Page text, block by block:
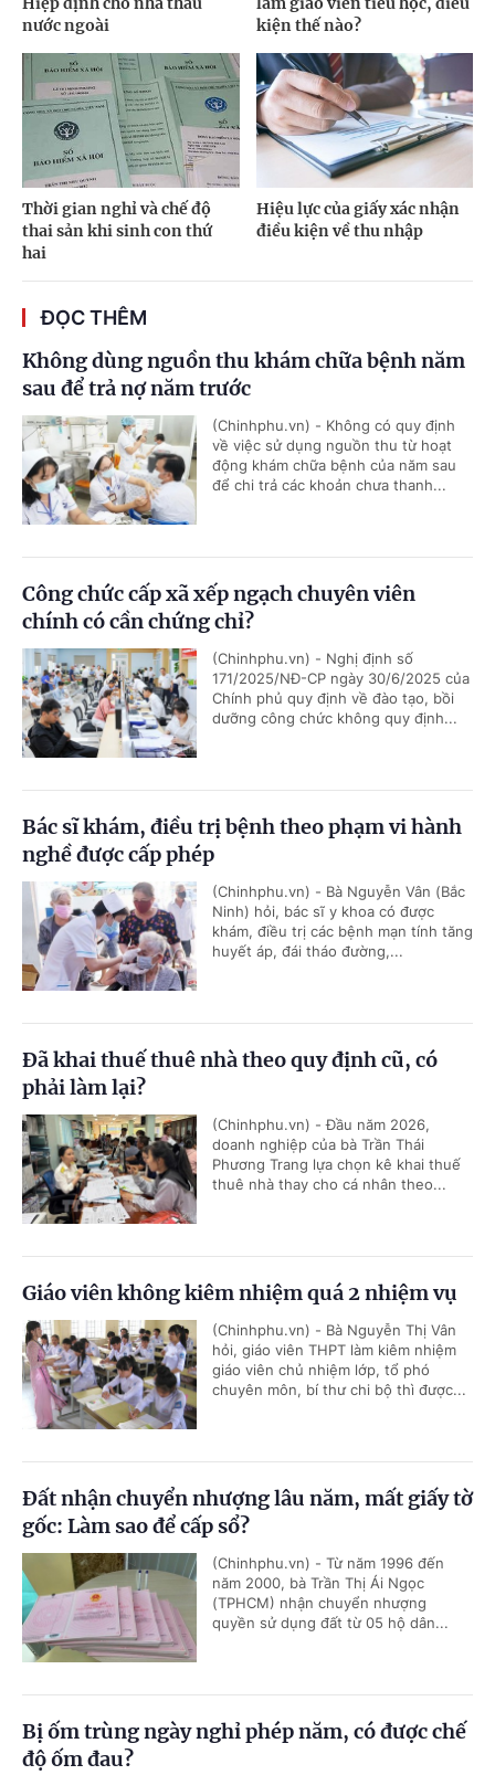
nước ngoài
kiện thế nào?
Thời gian nghỉ và chế độ
thai sản khi sinh con thứ
hai
Hiệu lực của giấy xác nhận
điều kiện về thu nhập
ĐỌC THÊM
Không dùng nguồn thu khám chữa bệnh năm
sau để trả nợ năm trước
(Chinhphu.vn) - Không có quy định
về việc sử dụng nguồn thu từ hoạt
động khám chữa bệnh của năm sau
để chi trả các khoản chưa thanh...
Công chức cấp xã xếp ngạch chuyên viên
chính có cần chứng chỉ?
(Chinhphu.vn) - Nghị định số
171/2025/NĐ-CP ngày 30/6/2025 của
Chính phủ quy định về đào tạo, bồi
dưỡng công chức không quy định...
Bác sĩ khám, điều trị bệnh theo phạm vi hành
nghề được cấp phép
(Chinhphu.vn) - Bà Nguyễn Vân (Bắc
Ninh) hỏi, bác sĩ y khoa có được
khám, điều trị các bệnh mạn tính tăng
huyết áp, đái tháo đường,...
Đã khai thuế thuê nhà theo quy định cũ, có
phải làm lại?
(Chinhphu.vn) - Đầu năm 2026,
doanh nghiệp của bà Trần Thái
Phương Trang lựa chọn kê khai thuế
thuê nhà thay cho cá nhân theo...
Giáo viên không kiêm nhiệm quá 2 nhiệm vụ
(Chinhphu.vn) - Bà Nguyễn Thị Vân
hỏi, giáo viên THPT làm kiêm nhiệm
giáo viên chủ nhiệm lớp, tổ phó
chuyên môn, bí thư chi bộ thì được...
Đất nhận chuyển nhượng lâu năm, mất giấy tờ
gốc: Làm sao để cấp sổ?
(Chinhphu.vn) - Từ năm 1996 đến
năm 2000, bà Trần Thị Ái Ngọc
(TPHCM) nhận chuyển nhượng
quyền sử dụng đất từ 05 hộ dân...
Bị ốm trùng ngày nghỉ phép năm, có được chế
độ ốm đau?